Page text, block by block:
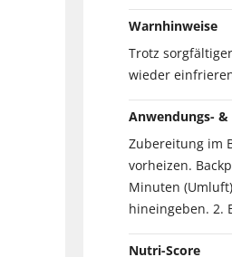
Warnhinweise
Trotz
wieder
Anwendungs-
Zubereitung im
vorheizen.
Minuten
hineingeben. 2.
Nutri-Score